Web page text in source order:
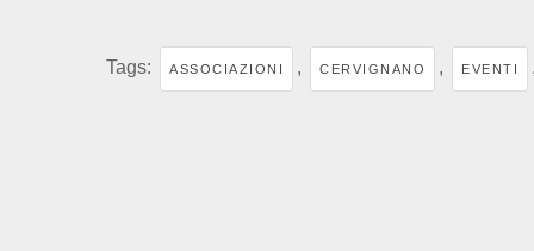
Tags: ASSOCIAZIONI , CERVIGNANO , EVENTI ,